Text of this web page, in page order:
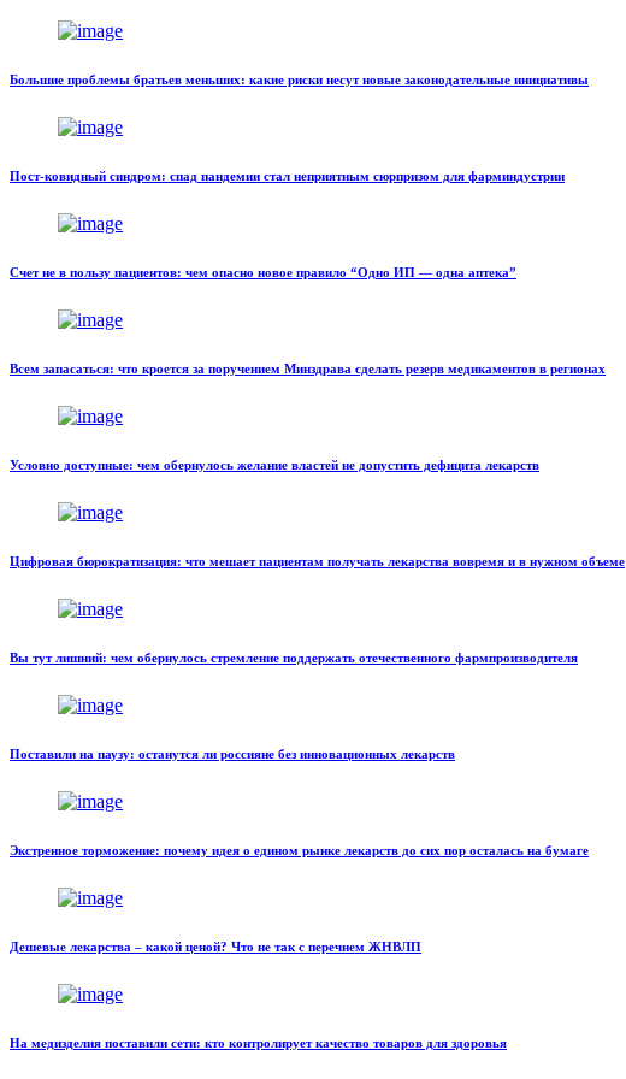
Большие проблемы братьев меньших: какие риски несут новые законодательные инициативы
Пост-ковидный синдром: спад пандемии стал неприятным сюрпризом для фарминдустрии
Счет не в пользу пациентов: чем опасно новое правило “Одно ИП — одна аптека”
Всем запасаться: что кроется за поручением Минздрава сделать резерв медикаментов в регионах
Условно доступные: чем обернулось желание властей не допустить дефицита лекарств
Цифровая бюрократизация: что мешает пациентам получать лекарства вовремя и в нужном объеме
Вы тут лишний: чем обернулось стремление поддержать отечественного фармпроизводителя
Поставили на паузу: останутся ли россияне без инновационных лекарств
Экстренное торможение: почему идея о едином рынке лекарств до сих пор осталась на бумаге
Дешевые лекарства – какой ценой? Что не так с перечнем ЖНВЛП
На медизделия поставили сети: кто контролирует качество товаров для здоровья